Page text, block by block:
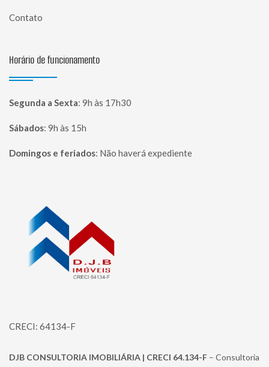
Contato
Horário de funcionamento
Segunda a Sexta: 9h às 17h30
Sábados: 9h às 15h
Domingos e feriados: Não haverá expediente
CRECI: 64134-F
DJB CONSULTORIA IMOBILIÁRIA | CRECI 64.134-F – Consultoria